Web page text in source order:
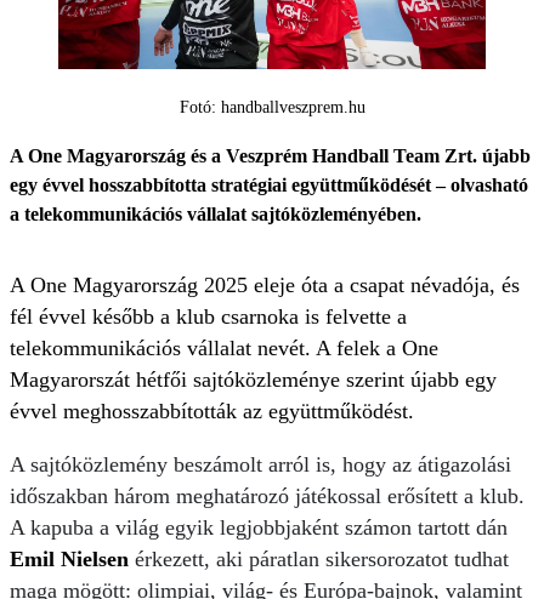
Fotó: handballveszprem.hu
A One Magyarország és a Veszprém Handball Team Zrt. újabb
egy évvel hosszabbította stratégiai együttműködését – olvasható
a telekommunikációs vállalat sajtóközleményében.
A One Magyarország 2025 eleje óta a csapat névadója, és
fél évvel később a klub csarnoka is felvette a
telekommunikációs vállalat nevét. A felek a One
Magyarorszát hétfői sajtóközleménye szerint újabb egy
évvel meghosszabbították az együttműködést.
A sajtóközlemény beszámolt arról is, hogy az átigazolási
időszakban három meghatározó játékossal erősített a klub.
A kapuba a világ egyik legjobbjaként számon tartott dán
Emil Nielsen érkezett, aki páratlan sikersorozatot tudhat
maga mögött: olimpiai, világ- és Európa-bajnok, valamint